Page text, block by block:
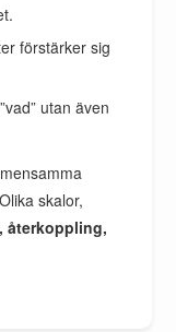
förstärker sig
utan även
skalor,
återkoppling,